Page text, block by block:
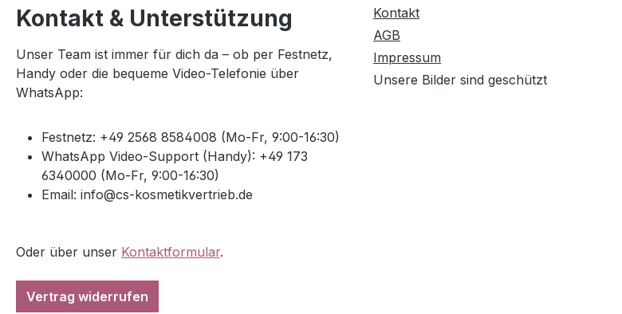
Kontakt & Unterstützung
Unser Team ist immer für dich da – ob per Festnetz,
Handy oder die bequeme Video-Telefonie über
WhatsApp:
Festnetz: +49 2568 8584008 (Mo-Fr, 9:00-16:30)
WhatsApp Video-Support (Handy): +49 173
6340000 (Mo-Fr, 9:00-16:30)
Email: info@cs-kosmetikvertrieb.de
Oder über unser Kontaktformular.
Vertrag widerrufen
Kontakt
AGB
Impressum
Unsere Bilder sind geschützt